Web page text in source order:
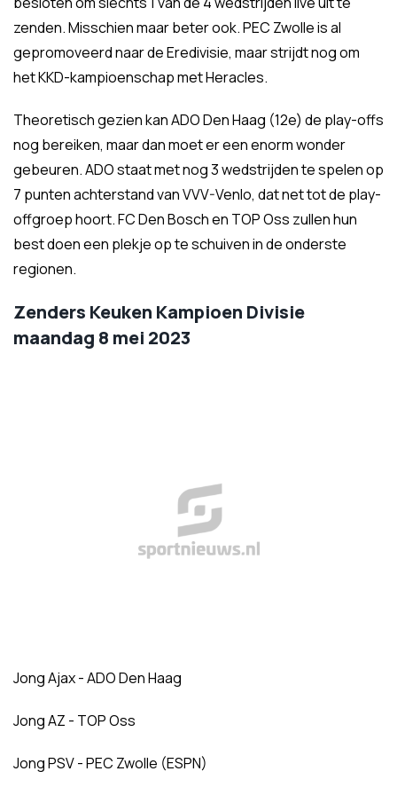
zenden. Misschien maar beter ook. PEC Zwolle is al
gepromoveerd naar de Eredivisie, maar strijdt nog om
het KKD-kampioenschap met Heracles.
Theoretisch gezien kan ADO Den Haag (12e) de play-offs
nog bereiken, maar dan moet er een enorm wonder
gebeuren. ADO staat met nog 3 wedstrijden te spelen op
7 punten achterstand van VVV-Venlo, dat net tot de play-
offgroep hoort. FC Den Bosch en TOP Oss zullen hun
best doen een plekje op te schuiven in de onderste
regionen.
Zenders Keuken Kampioen Divisie
maandag 8 mei 2023
Jong Ajax - ADO Den Haag
Jong AZ - TOP Oss
Jong PSV - PEC Zwolle (ESPN)